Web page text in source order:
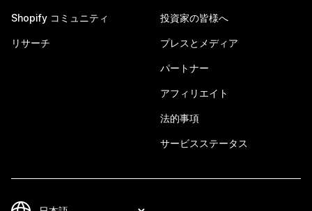
Shopify コミュニティ
リサーチ
投資家の皆様へ
プレスとメディア
パートナー
アフィリエイト
法的事項
サービスステータス